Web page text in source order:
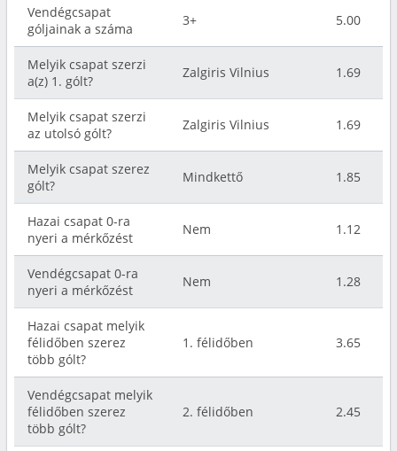
Vendégcsapat
góljainak a száma
3+ 5.00
Melyik csapat szerzi
a(z) 1. gólt?
Zalgiris Vilnius 1.69
Melyik csapat szerzi
az utolsó gólt?
Zalgiris Vilnius 1.69
Melyik csapat szerez
gólt?
Mindkettő 1.85
Hazai csapat 0-ra
nyeri a mérkőzést
Nem 1.12
Vendégcsapat 0-ra
nyeri a mérkőzést
Nem 1.28
Hazai csapat melyik
félidőben szerez
több gólt?
1. félidőben 3.65
Vendégcsapat melyik
félidőben szerez
több gólt?
2. félidőben 2.45